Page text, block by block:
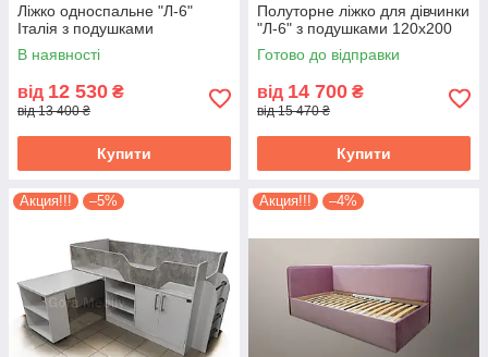
Ліжко односпальне "Л-6"
Італія з подушками
В наявності
від 12 530 ₴
від 13 400 ₴
Купити
Полуторне ліжко для дівчинки
"Л-6" з подушками 120х200
Готово до відправки
від 14 700 ₴
від 15 470 ₴
Купити
Акция!!! –5% Акция!!! –4%